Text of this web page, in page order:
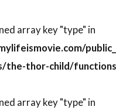
ーリ
トニー・ロンゴ
トビー・エメリッヒ
ーンズ
トビー・マグワ
ェレ
トミー・ウィルコラ
array key "type" in
the-thor-child/
array key "type" in